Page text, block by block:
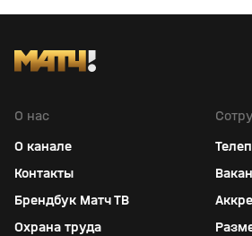
О нас
О канале
Контакты
Брендбук Матч ТВ
Охрана труда